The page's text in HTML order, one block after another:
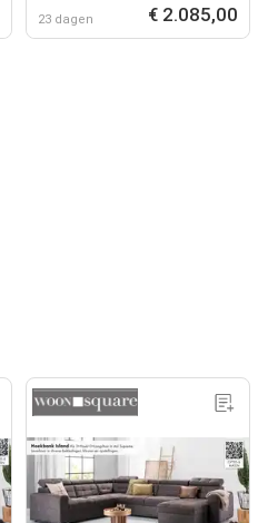
23 dagen € 2.085,00